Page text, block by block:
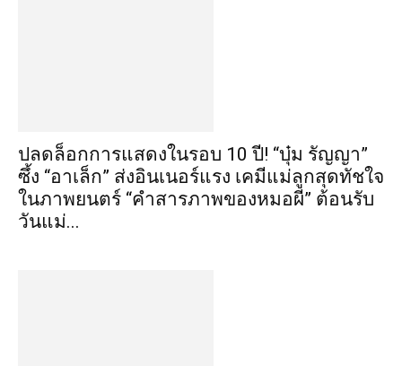
ปลดล็อกการแสดงในรอบ 10 ปี! “บุ๋ม รัญญา”
ซึ้ง “อาเล็ก” ส่งอินเนอร์แรง เคมีแม่ลูกสุดทัชใจ
ในภาพยนตร์ “คำสารภาพของหมอผี” ต้อนรับ
วันแม่...